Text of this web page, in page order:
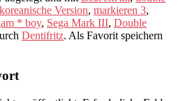
koreanische Version, markieren 3,
* boy, Sega Mark III, Double
Dentifritz. Als Favorit speichern